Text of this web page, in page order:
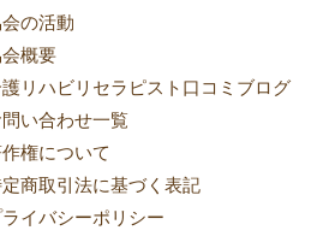
の活動
概要
リハビリセラピスト口コミブログ
い合わせ一覧
権について
商取引法に基づく表記
イバシーポリシー​